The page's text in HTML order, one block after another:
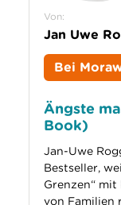
Von:
Jan Uwe
Bei
Ängste
Book)
Jan-Uwe
Bestseller,
Grenzen“
von Familien